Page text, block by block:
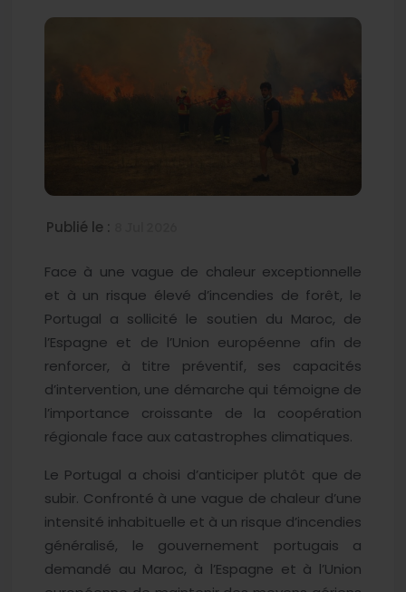
Publié le :
Face à une vague de chaleur exceptionnelle
et à un risque élevé d’incendies de forêt, le
Portugal a sollicité le soutien du Maroc, de
l’Espagne et de l’Union européenne afin de
renforcer, à titre préventif, ses capacités
d’intervention, une démarche qui témoigne de
l’importance croissante de la coopération
régionale face aux catastrophes climatiques.
Le Portugal a choisi d’anticiper plutôt que de
subir. Confronté à une vague de chaleur d’une
intensité inhabituelle et à un risque d’incendies
généralisé, le gouvernement portugais a
demandé au Maroc, à l’Espagne et à l’Union